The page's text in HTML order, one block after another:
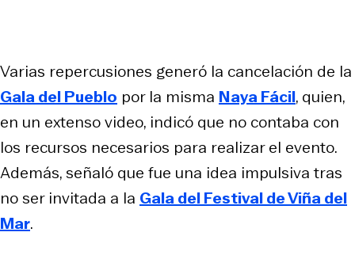
Varias repercusiones generó la cancelación de la
Gala del Pueblo por la misma Naya Fácil, quien,
en un extenso video, indicó que no contaba con
los recursos necesarios para realizar el evento.
Además, señaló que fue una idea impulsiva tras
no ser invitada a la Gala del Festival de Viña del
Mar.